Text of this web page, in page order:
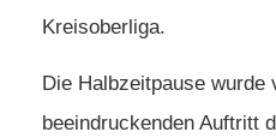
Kreisoberliga.
Die Halbzeitpause wurde
beeindruckenden Auftritt